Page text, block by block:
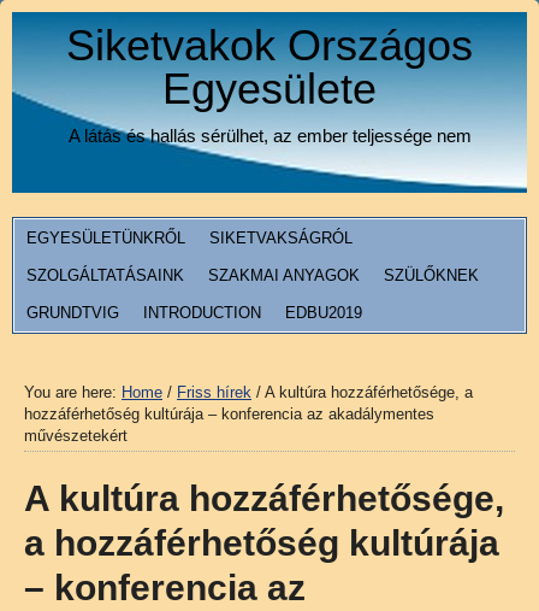
Siketvakok Országos
Egyesülete
A látás és hallás sérülhet, az ember teljessége nem
EGYESÜLETÜNKRŐL SIKETVAKSÁGRÓL
SZOLGÁLTATÁSAINK SZAKMAI ANYAGOK SZÜLŐKNEK
GRUNDTVIG INTRODUCTION EDBU2019
You are here: Home / Friss hírek / A kultúra hozzáférhetősége, a
hozzáférhetőség kultúrája – konferencia az akadálymentes
művészetekért
A kultúra hozzáférhetősége,
a hozzáférhetőség kultúrája
– konferencia az